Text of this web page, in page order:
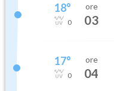
18°
0
ore
03
17°
0
ore
04